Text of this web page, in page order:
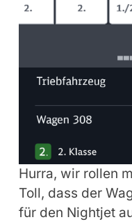
Hurra, wir rollen
Toll, dass der
für den Nightjet